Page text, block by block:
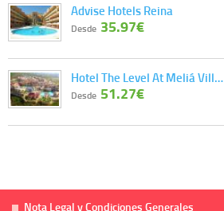
Advise Hotels Reina
Desde 35.97€
Hotel The Level At Meliá Vill…
Desde 51.27€
Nota Legal y Condiciones Generales